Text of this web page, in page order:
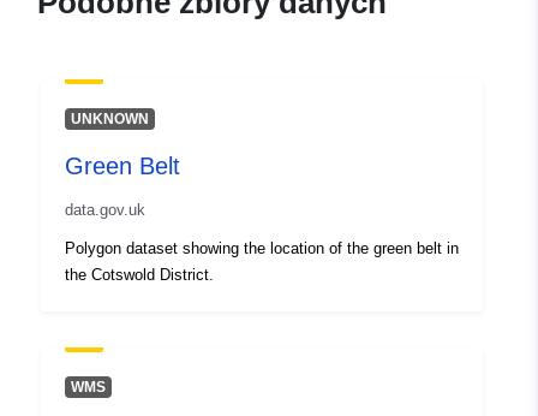
UNKNOWN
Green Belt
data.gov.uk
Polygon dataset showing the location of the green belt in
the Cotswold District.
WMS